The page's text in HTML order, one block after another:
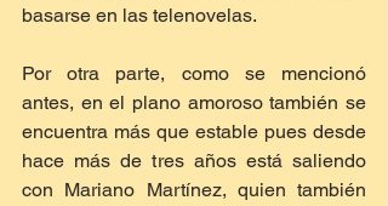
basarse en las telenovelas.
Por otra parte, como se mencionó
antes, en el plano amoroso también se
encuentra más que estable pues desde
hace más de tres años está saliendo
con Mariano Martínez, quien también